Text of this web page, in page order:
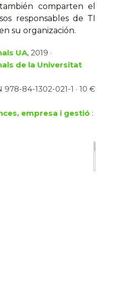
comparten el
responsables de TI
su organización.
UA, 2019 ·
de la Universitat
978-84-1302-021-1 · 10 €
empresa i gestió :